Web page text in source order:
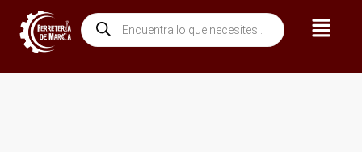
contenido
Búsqueda
de
productos
Menú